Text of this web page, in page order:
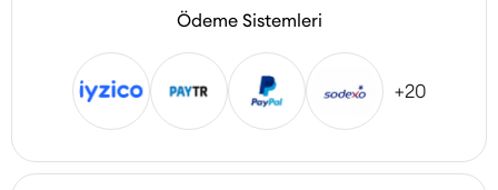
Ödeme Sistemleri
+20